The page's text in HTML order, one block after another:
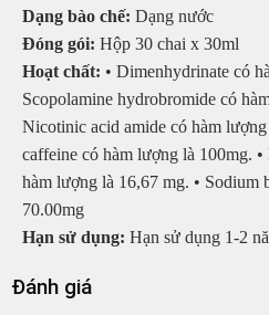
Dạng bào chế: Dạng nước
Đóng gói: Hộp 30 chai x 30ml
Hoạt chất: • Dimenhydrinate có
Scopolamine hydrobromide có
Nicotinic acid amide có hàm
caffeine có hàm lượng là 100mg.
hàm lượng là 16,67 mg. • Sodium
70.00mg
Hạn sử dụng: Hạn sử dụng 1-2
Đánh giá